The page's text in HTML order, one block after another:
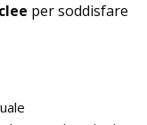
per soddisfare